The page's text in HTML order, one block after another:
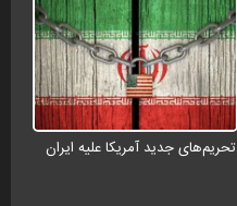
تحریم‌های جدید آمریکا علیه ایران